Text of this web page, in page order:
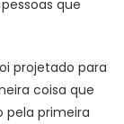
que
projetado para
coisa que
pela primeira